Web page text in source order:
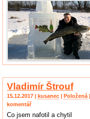
Vladimír Štrouf
15.12.2017 | kusanec Položená
komentář
Co jsem nafotil a chytil